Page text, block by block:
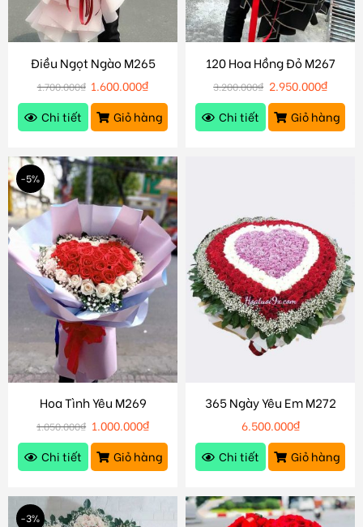
Điều Ngọt Ngào M265
1.700.000₫ 1.600.000₫
Chi tiết
Giỏ hàng
120 Hoa Hồng Đỏ M267
3.200.000₫ 2.950.000₫
Chi tiết
Giỏ hàng
-5%
Hoa Tình Yêu M269
1.050.000₫ 1.000.000₫
Chi tiết
Giỏ hàng
365 Ngày Yêu Em M272
6.500.000₫
Chi tiết
Giỏ hàng
-3%